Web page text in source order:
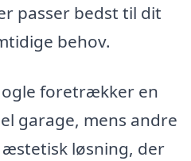
passer bedst til dit
behov.
foretrækker en
garage, mens andre
løsning, der